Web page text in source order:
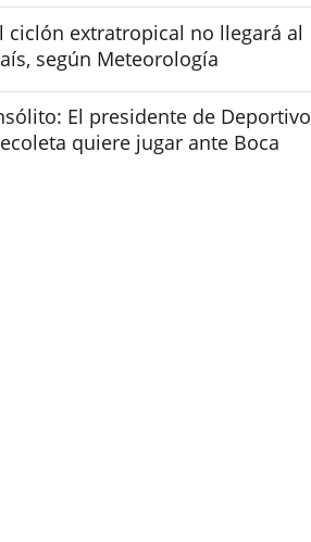
ciclón extratropical no llegará al
según Meteorología
El presidente de Deportivo
quiere jugar ante Boca